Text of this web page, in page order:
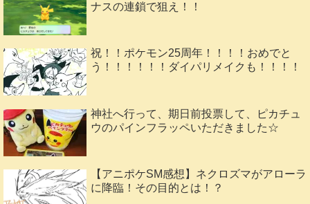
ナスの連鎖で狙え！！
祝！！ポケモン25周年！！！！おめでと
う！！！！！！ダイパリメイクも！！！！
神社へ行って、期日前投票して、ピカチュ
ウのパインフラッペいただきました☆
【アニポケSM感想】ネクロズマがアローラ
に降臨！その目的とは！？